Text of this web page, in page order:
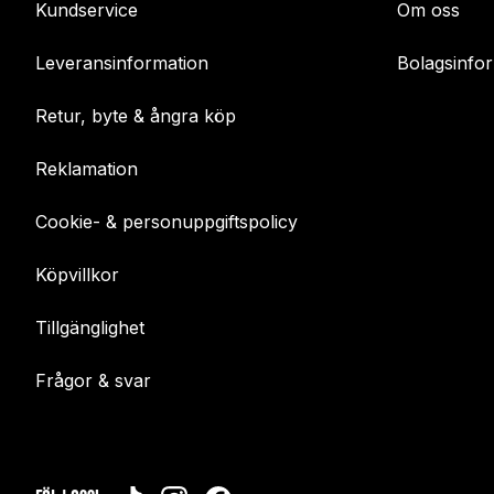
Kundservice
Leveransinformation
Retur, byte & ångra köp
Reklamation
Cookie- & personuppgiftspolicy
Köpvillkor
Tillgänglighet
Frågor & svar
Om oss